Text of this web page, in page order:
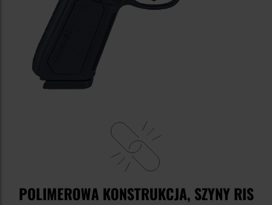
POLIMEROWA KONSTRUKCJA, SZYNY RIS